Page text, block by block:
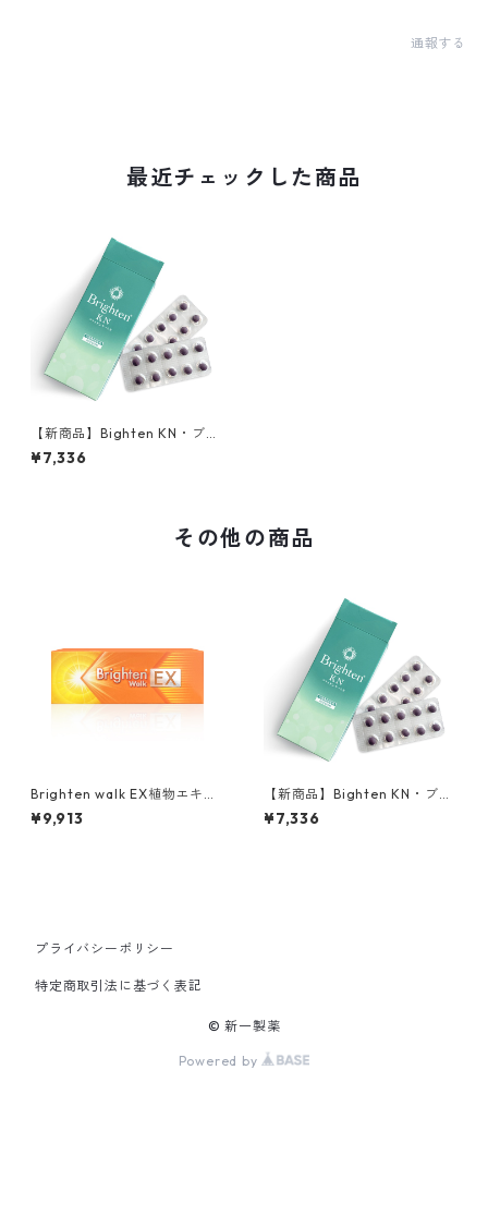
通報する
最近チェックした商品
【新商品】Bighten KN・ブラ
イテン ケーエヌ・20日分60
粒
¥7,336
その他の商品
Brighten walk EX植物エキス
含有加工食品
¥9,913
【新商品】Bighten KN・ブラ
イテン ケーエヌ・20日分60
粒
¥7,336
プライバシーポリシー
特定商取引法に基づく表記
© 新一製薬
Powered by